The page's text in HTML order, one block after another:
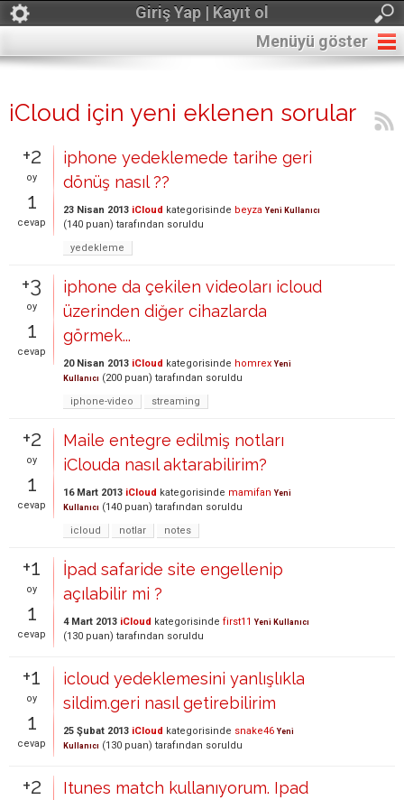
Giriş Yap | Kayıt ol
Menüyü göster
iCloud için yeni eklenen sorular
+2
oy
1
cevap
iphone yedeklemede tarihe geri
dönüş nasıl ??
23 Nisan 2013 iCloud kategorisinde beyza Yeni Kullanıcı
(140 puan) tarafından soruldu
yedekleme
+3
oy
1
cevap
iphone da çekilen videoları icloud
üzerinden diğer cihazlarda
görmek...
20 Nisan 2013 iCloud kategorisinde homrex Yeni
Kullanıcı (200 puan) tarafından soruldu
iphone-video
streaming
+2
oy
1
cevap
Maile entegre edilmiş notları
iClouda nasıl aktarabilirim?
16 Mart 2013 iCloud kategorisinde mamifan Yeni
Kullanıcı (140 puan) tarafından soruldu
icloud
notlar notes
+1
oy
1
cevap
İpad safaride site engellenip
açılabilir mi ?
4 Mart 2013 iCloud kategorisinde first11 Yeni Kullanıcı
(130 puan) tarafından soruldu
+1
oy
1
cevap
icloud yedeklemesini yanlışlıkla
sildim.geri nasıl getirebilirim
25 Şubat 2013 iCloud kategorisinde snake46 Yeni
Kullanıcı (130 puan) tarafından soruldu
+2
Itunes match kullanıyorum. Ipad